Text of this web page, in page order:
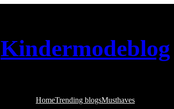
Kindermodeblog
HomeTrending blogsMusthaves